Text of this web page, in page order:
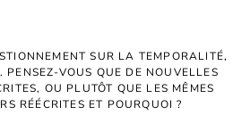
SUR LA TEMPORALITÉ,
VOUS QUE DE NOUVELLES
OU PLUTÔT QUE LES MÊMES
RÉÉCRITES ET POURQUOI ?